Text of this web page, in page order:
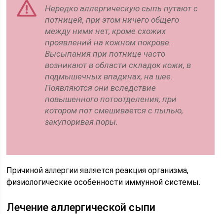
Нередко аллергическую сыпь путают с
потницей, при этом ничего общего
между ними нет, кроме схожих
проявлений на кожном покрове.
Высыпания при потнице часто
возникают в области складок кожи, в
подмышечных впадинах, на шее.
Появляются они вследствие
повышенного потоотделения, при
котором пот смешивается с пылью,
закупоривая поры.
Причиной аллергии является реакция организма,
физиологические особенности иммунной системы.
Лечение аллергической сыпи